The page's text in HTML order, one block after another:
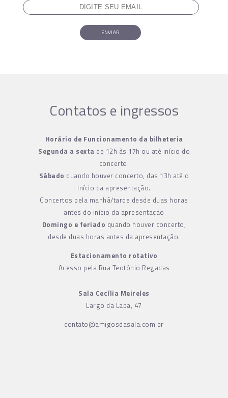
ENVIAR
Contatos e ingressos
Horário de Funcionamento da bilheteria
Segunda a sexta de 12h às 17h ou até início do
concerto.
Sábado quando houver concerto, das 13h até o
início da apresentação.
Concertos pela manhã/tarde desde duas horas
antes do início da apresentação
Domingo e feriado quando houver concerto,
desde duas horas antes da apresentação.
Estacionamento rotativo
Acesso pela Rua Teotônio Regadas
Sala Cecília Meireles
Largo da Lapa, 47
contato@amigosdasala.com.br